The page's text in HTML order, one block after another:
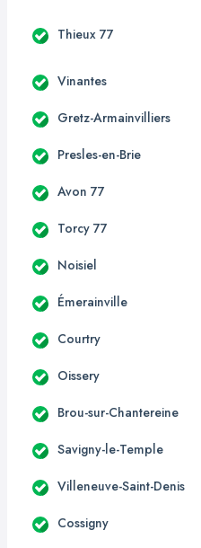
Thieux 77
Vinantes
Gretz-Armainvilliers
Presles-en-Brie
Avon 77
Torcy 77
Noisiel
Émerainville
Courtry
Oissery
Brou-sur-Chantereine
Savigny-le-Temple
Villeneuve-Saint-Denis
Cossigny